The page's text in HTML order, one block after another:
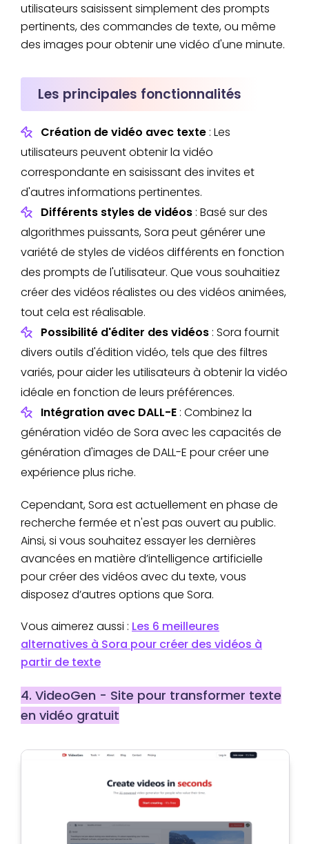
utilisateurs saisissent simplement des prompts
pertinents, des commandes de texte, ou même
des images pour obtenir une vidéo d'une minute.
Les principales fonctionnalités
Création de vidéo avec texte : Les
utilisateurs peuvent obtenir la vidéo
correspondante en saisissant des invites et
d'autres informations pertinentes.
Différents styles de vidéos : Basé sur des
algorithmes puissants, Sora peut générer une
variété de styles de vidéos différents en fonction
des prompts de l'utilisateur. Que vous souhaitiez
créer des vidéos réalistes ou des vidéos animées,
tout cela est réalisable.
Possibilité d'éditer des vidéos : Sora fournit
divers outils d'édition vidéo, tels que des filtres
variés, pour aider les utilisateurs à obtenir la vidéo
idéale en fonction de leurs préférences.
Intégration avec DALL-E : Combinez la
génération vidéo de Sora avec les capacités de
génération d'images de DALL-E pour créer une
expérience plus riche.
Cependant, Sora est actuellement en phase de
recherche fermée et n'est pas ouvert au public.
Ainsi, si vous souhaitez essayer les dernières
avancées en matière d’intelligence artificielle
pour créer des vidéos avec du texte, vous
disposez d’autres options que Sora.
Vous aimerez aussi : Les 6 meilleures
alternatives à Sora pour créer des vidéos à
partir de texte
4. VideoGen - Site pour transformer texte
en vidéo gratuit